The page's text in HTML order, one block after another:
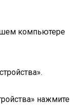
компьютере
нажмите